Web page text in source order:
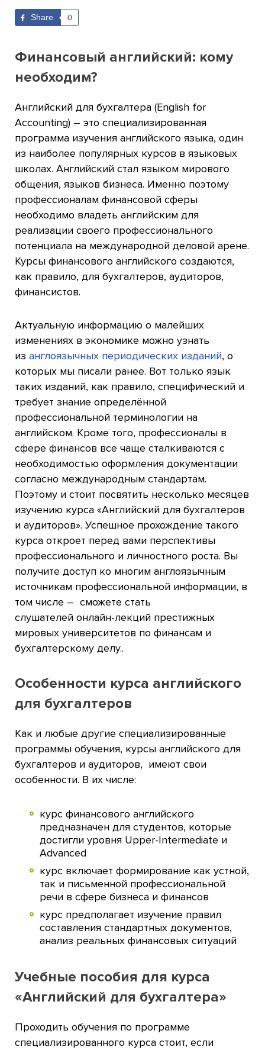
Share 0
Финансовый английский: кому
необходим?
Английский для бухгалтера (English for
Accounting) – это специализированная
программа изучения английского языка, один
из наиболее популярных курсов в языковых
школах. Английский стал языком мирового
общения, языков бизнеса. Именно поэтому
профессионалам финансовой сферы
необходимо владеть английским для
реализации своего профессионального
потенциала на международной деловой арене.
Курсы финансового английского создаются,
как правило, для бухгалтеров, аудиторов,
финансистов.
Актуальную информацию о малейших
изменениях в экономике можно узнать
из англоязычных периодических изданий, о
которых мы писали ранее. Вот только язык
таких изданий, как правило, специфический и
требует знание определённой
профессиональной терминологии на
английском. Кроме того, профессионалы в
сфере финансов все чаще сталкиваются с
необходимостью оформления документации
согласно международным стандартам.
Поэтому и стоит посвятить несколько месяцев
изучению курса «Английский для бухгалтеров
и аудиторов». Успешное прохождение такого
курса откроет перед вами перспективы
профессионального и личностного роста. Вы
получите доступ ко многим англоязычным
источникам профессиональной информации, в
том числе – сможете стать
слушателей онлайн-лекций престижных
мировых университетов по финансам и
бухгалтерскому делу..
Особенности курса английского
для бухгалтеров
Как и любые другие специализированные
программы обучения, курсы английского для
бухгалтеров и аудиторов, имеют свои
особенности. В их числе:
курс финансового английского
предназначен для студентов, которые
достигли уровня Upper-Intermediate и
Advanced
курс включает формирование как устной,
так и письменной профессиональной
речи в сфере бизнеса и финансов
курс предполагает изучение правил
составления стандартных документов,
анализ реальных финансовых ситуаций
Учебные пособия для курса
«Английский для бухгалтера»
Проходить обучения по программе
специализированного курса стоит, если